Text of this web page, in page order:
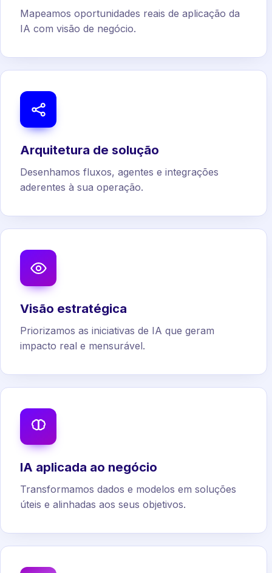
Mapeamos oportunidades reais de aplicação da
IA com visão de negócio.
Arquitetura de solução
Desenhamos fluxos, agentes e integrações
aderentes à sua operação.
Visão estratégica
Priorizamos as iniciativas de IA que geram
impacto real e mensurável.
IA aplicada ao negócio
Transformamos dados e modelos em soluções
úteis e alinhadas aos seus objetivos.